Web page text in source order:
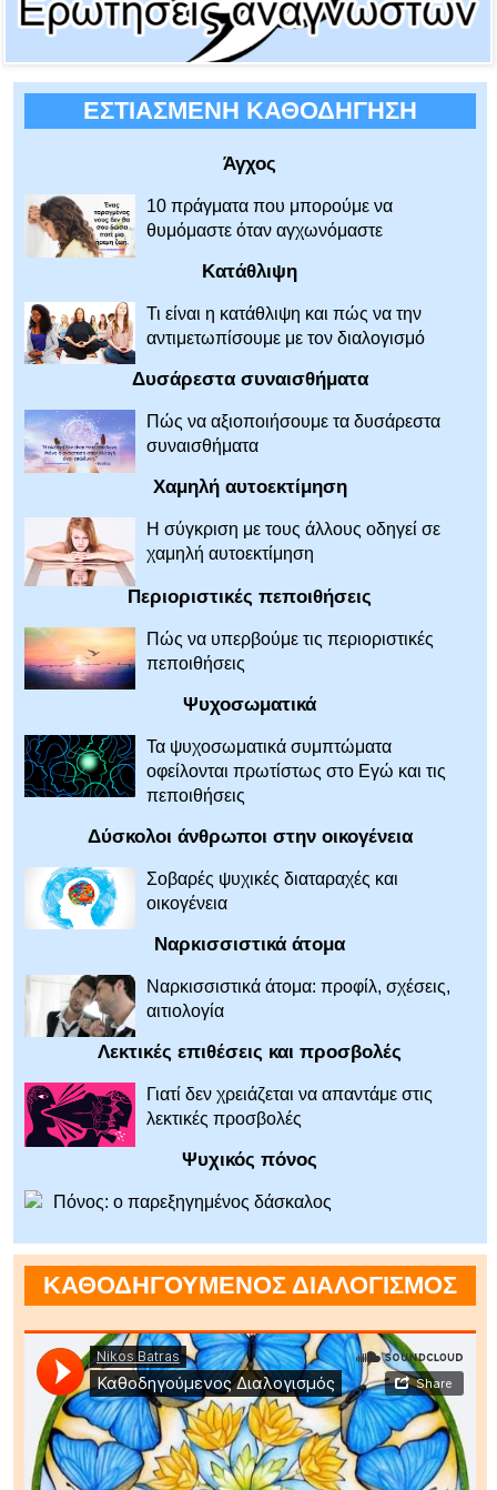
ΕΣΤΙΑΣΜΕΝΗ ΚΑΘΟΔΗΓΗΣΗ
Άγχος
10 πράγματα που μπορούμε να
θυμόμαστε όταν αγχωνόμαστε
Κατάθλιψη
Τι είναι η κατάθλιψη και πώς να την
αντιμετωπίσουμε με τον διαλογισμό
Δυσάρεστα συναισθήματα
Πώς να αξιοποιήσουμε τα δυσάρεστα
συναισθήματα
Χαμηλή αυτοεκτίμηση
Η σύγκριση με τους άλλους οδηγεί σε
χαμηλή αυτοεκτίμηση
Περιοριστικές πεποιθήσεις
Πώς να υπερβούμε τις περιοριστικές
πεποιθήσεις
Ψυχοσωματικά
Τα ψυχοσωματικά συμπτώματα
οφείλονται πρωτίστως στο Εγώ και τις
πεποιθήσεις
Δύσκολοι άνθρωποι στην οικογένεια
Σοβαρές ψυχικές διαταραχές και
οικογένεια
Ναρκισσιστικά άτομα
Ναρκισσιστικά άτομα: προφίλ, σχέσεις,
αιτιολογία
Λεκτικές επιθέσεις και προσβολές
Γιατί δεν χρειάζεται να απαντάμε στις
λεκτικές προσβολές
Ψυχικός πόνος
Πόνος: ο παρεξηγημένος δάσκαλος
ΚΑΘΟΔΗΓΟΥΜΕΝΟΣ ΔΙΑΛΟΓΙΣΜΟΣ